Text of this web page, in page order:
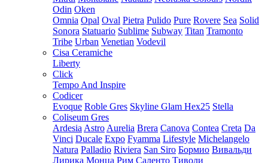
Odin Oken
Omnia Opal Oval Pietra Pulido Pure Rovere Sea Solid
Sonora Statuario Sublime Subway Titan Tramonto
Tribe Urban Venetian Vodevil
Cisa Ceramiche
Liberty
Click
Tempo And Inspire
Codicer
Evoque Roble Gres Skyline Glam Hex25 Stella
Coliseum Gres
Ardesia Astro Aurelia Brera Canova Contea Creta Da
Vinci Ducale Expo Fyamma Lifestyle Michelangelo
Natura Palladio Riviera San Siro Бормио Вивальди
Лирика Монца Рим Саленто Тиволи